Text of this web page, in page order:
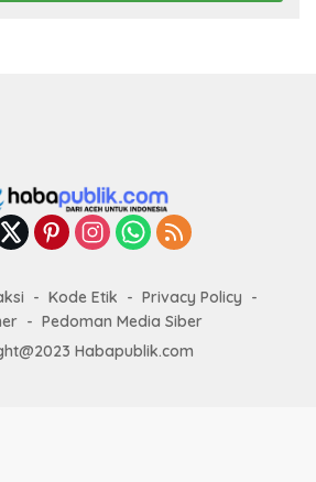
Kode Etik
Privacy Policy
Pedoman Media Siber
Habapublik.com